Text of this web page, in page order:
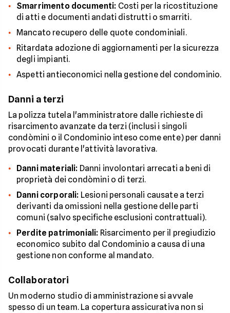
Smarrimento documenti: Costi per la ricostituzione
di atti e documenti andati distrutti o smarriti.
Mancato recupero delle quote condominiali.
Ritardata adozione di aggiornamenti per la sicurezza
degli impianti.
Aspetti antieconomici nella gestione del condominio.
Danni a terzi
La polizza tutela l'amministratore dalle richieste di
risarcimento avanzate da terzi (inclusi i singoli
condòmini o il Condominio inteso come ente) per danni
provocati durante l'attività lavorativa.
Danni materiali: Danni involontari arrecati a beni di
proprietà dei condòmini o di terzi.
Danni corporali: Lesioni personali causate a terzi
derivanti da omissioni nella gestione delle parti
comuni (salvo specifiche esclusioni contrattuali).
Perdite patrimoniali: Risarcimento per il pregiudizio
economico subito dal Condominio a causa di una
gestione non conforme al mandato.
Collaboratori
Un moderno studio di amministrazione si avvale
spesso di un team. La copertura assicurativa non si